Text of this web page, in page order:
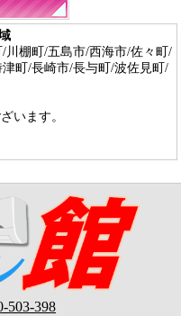
川棚町/五島市/西海市/佐々町/
町/長崎市/長与町/波佐見町/
います。
503-398